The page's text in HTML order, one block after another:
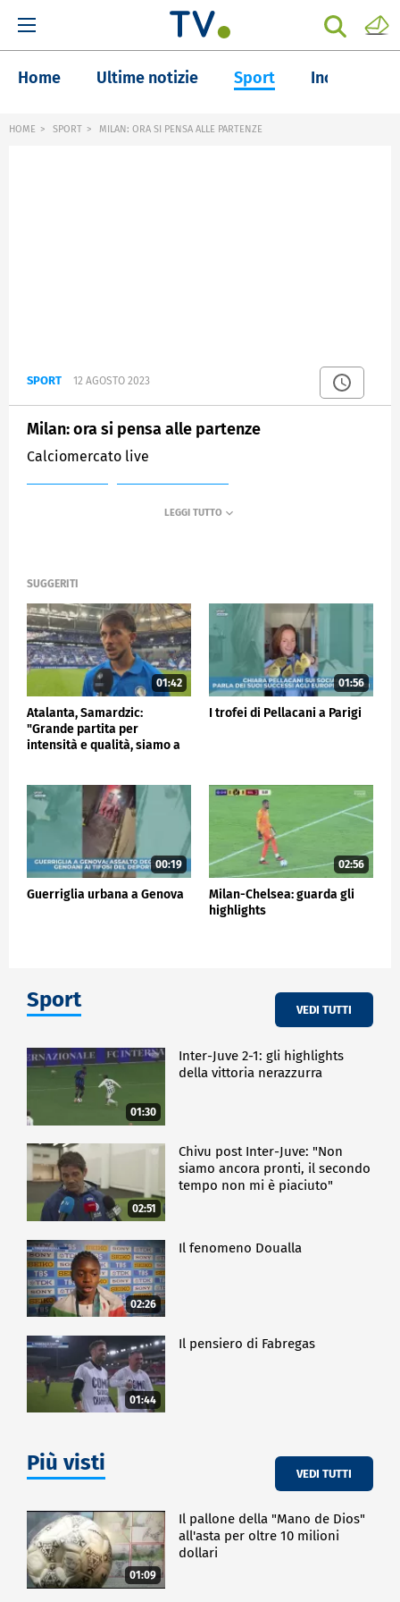
Home Ultime notizie Sport Inchieste
HOME SPORT MILAN: ORA SI PENSA ALLE PARTENZE
SPORT 12 AGOSTO 2023
Milan: ora si pensa alle partenze
Calciomercato live
SUGGERITI
01:42
Atalanta, Samardzic:
"Grande partita per
intensità e qualità, siamo a
01:56
I trofei di Pellacani a Parigi
00:19
Guerriglia urbana a Genova
02:56
Milan-Chelsea: guarda gli
highlights
Sport VEDI TUTTI
01:30
Inter-Juve 2-1: gli highlights
della vittoria nerazzurra
02:51
Chivu post Inter-Juve: "Non
siamo ancora pronti, il secondo
tempo non mi è piaciuto"
02:26
Il fenomeno Doualla
01:44
Il pensiero di Fabregas
Più visti VEDI TUTTI
01:09
Il pallone della "Mano de Dios"
all'asta per oltre 10 milioni
dollari